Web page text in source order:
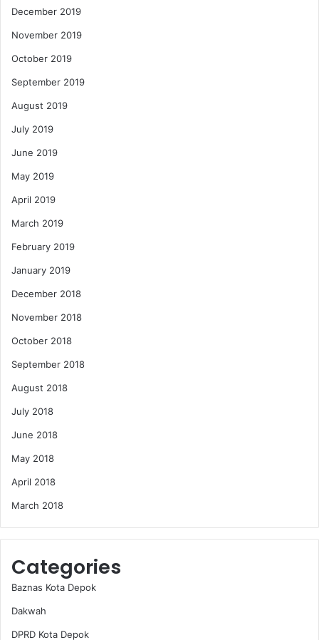
December 2019
November 2019
October 2019
September 2019
August 2019
July 2019
June 2019
May 2019
April 2019
March 2019
February 2019
January 2019
December 2018
November 2018
October 2018
September 2018
August 2018
July 2018
June 2018
May 2018
April 2018
March 2018
Categories
Baznas Kota Depok
Dakwah
DPRD Kota Depok